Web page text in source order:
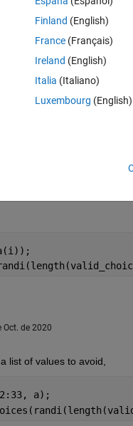
Oct. de 2020
list of values to avoid,
a);
Finland (English)
France (Français)
Ireland (English)
Italia (Italiano)
Luxembourg (English)